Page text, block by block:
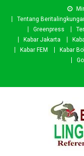
Tentang
Greenpress
Kabar Jakarta
Kabar FEM
Kabar